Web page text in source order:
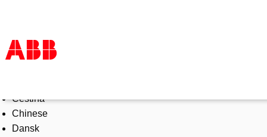
Products & Solutions
Industries
Services
Čeština
Chinese
Dansk